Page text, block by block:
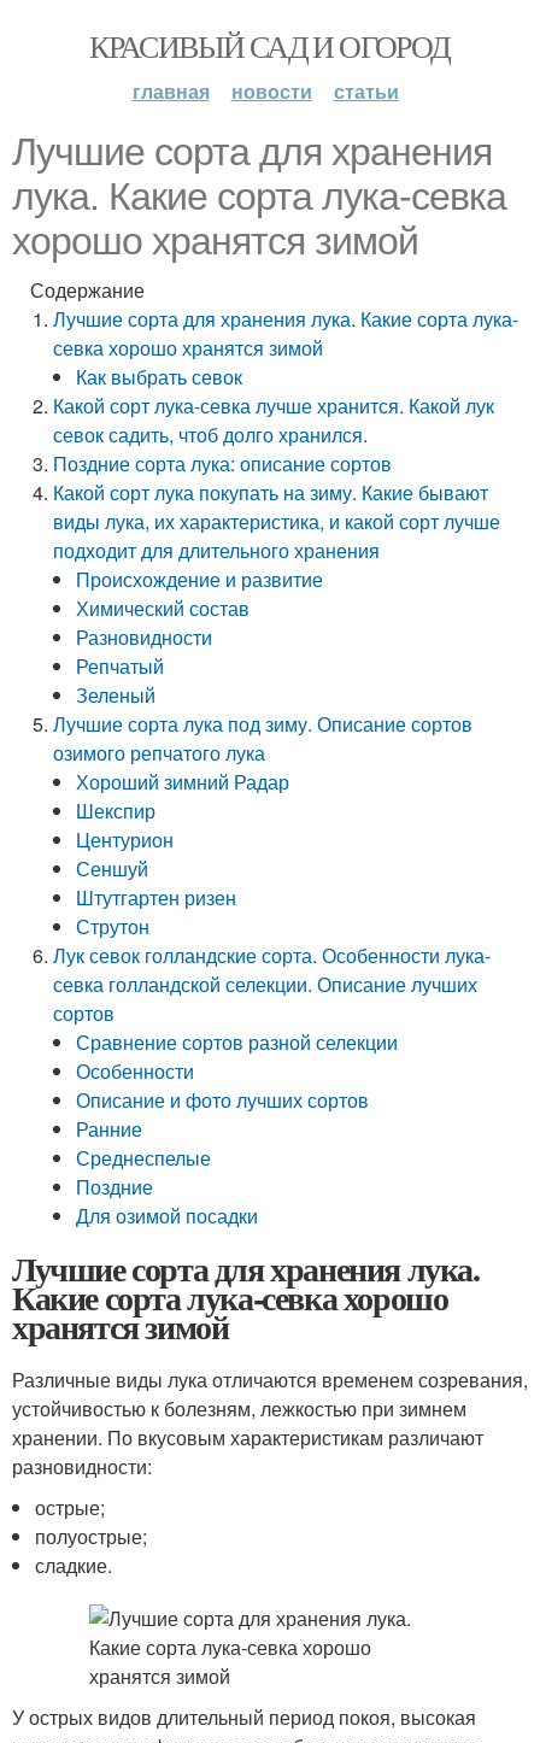
КРАСИВЫЙ САД И ОГОРОД
главная новости статьи
Лучшие сорта для хранения
лука. Какие сорта лука-севка
хорошо хранятся зимой
Содержание
Лучшие сорта для хранения лука. Какие сорта лука-
севка хорошо хранятся зимой
Как выбрать севок
Какой сорт лука-севка лучше хранится. Какой лук
севок садить, чтоб долго хранился.
Поздние сорта лука: описание сортов
Какой сорт лука покупать на зиму. Какие бывают
виды лука, их характеристика, и какой сорт лучше
подходит для длительного хранения
Происхождение и развитие
Химический состав
Разновидности
Репчатый
Зеленый
Лучшие сорта лука под зиму. Описание сортов
озимого репчатого лука
Хороший зимний Радар
Шекспир
Центурион
Сеншуй
Штутгартен ризен
Струтон
Лук севок голландские сорта. Особенности лука-
севка голландской селекции. Описание лучших
сортов
Сравнение сортов разной селекции
Особенности
Описание и фото лучших сортов
Ранние
Среднеспелые
Поздние
Для озимой посадки
Лучшие сорта для хранения лука.
Какие сорта лука-севка хорошо
хранятся зимой
Различные виды лука отличаются временем созревания,
устойчивостью к болезням, лежкостью при зимнем
хранении. По вкусовым характеристикам различают
разновидности:
острые;
полуострые;
сладкие.
У острых видов длительный период покоя, высокая